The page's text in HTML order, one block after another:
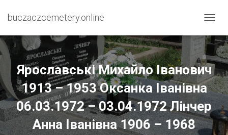
buczaczcemetery.online
Е
Р
Е
М
К
Н
У
Т
И
Н
А
Ярославські Михайло Іванович
1913 – 1953 Оксанка Іванівна
06.03.1972 – 03.04.1972 Лінчер
Анна Іванівна 1906 – 1968